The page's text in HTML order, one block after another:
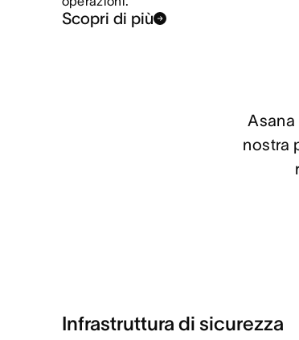
Scopri di più
nostra
Infrastruttura di sicurezza